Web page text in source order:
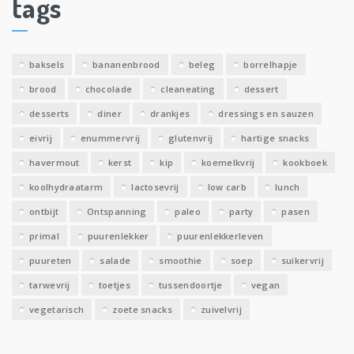
e
v
tags
baksels bananenbrood beleg borrelhapje
brood chocolade cleaneating dessert
desserts diner drankjes dressings en sauzen
eivrij enummervrij glutenvrij hartige snacks
havermout kerst kip koemelkvrij kookboek
koolhydraatarm lactosevrij low carb lunch
ontbijt Ontspanning paleo party pasen
primal puurenlekker puurenlekkerleven
puureten salade smoothie soep suikervrij
tarwevrij toetjes tussendoortje vegan
vegetarisch zoete snacks zuivelvrij